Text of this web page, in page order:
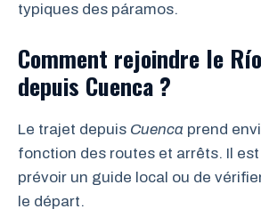
typiques des páramos.
Comment rejoindre le
depuis Cuenca ?
Le trajet depuis Cuenca prend
fonction des routes et arrêts. Il
prévoir un guide local ou de
le départ.